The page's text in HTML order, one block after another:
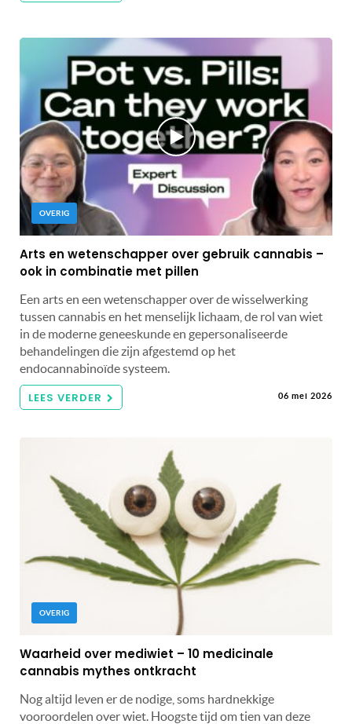
OVERIG
Arts en wetenschapper over gebruik cannabis –
ook in combinatie met pillen
Een arts en een wetenschapper over de wisselwerking
tussen cannabis en het menselijk lichaam, de rol van wiet
in de moderne geneeskunde en gepersonaliseerde
behandelingen die zijn afgestemd op het
endocannabinoïde systeem.
LEES VERDER 06 mei 2026
OVERIG
Waarheid over mediwiet – 10 medicinale
cannabis mythes ontkracht
Nog altijd leven er de nodige, soms hardnekkige
vooroordelen over wiet. Hoogste tijd om tien van deze